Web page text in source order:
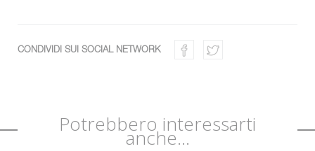
CONDIVIDI SUI SOCIAL NETWORK
Potrebbero interessarti
anche...